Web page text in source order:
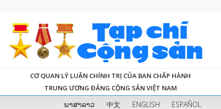
CƠ QUAN LÝ LUẬN CHÍNH TRỊ CỦA BAN CHẤP HÀNH
TRUNG ƯƠNG ĐẢNG CỘNG SẢN VIỆT NAM
ພາສາລາວ 中文 ENGLISH
ESPAÑOL